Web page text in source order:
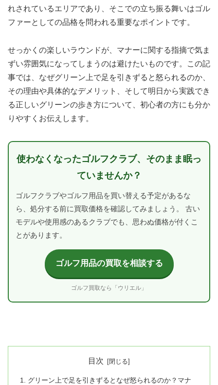
れされているエリアであり、そこでの立ち振る舞いはゴル
ファーとしての品格を問われる重要なポイントです。
せっかくの楽しいラウンドが、マナーに関する指摘で気ま
ずい雰囲気になってしまうのは避けたいものです。この記
事では、なぜグリーン上で足を引きずると怒られるのか、
その理由や具体的なデメリット、そして明日から実践でき
る正しいグリーンの歩き方について、初心者の方にも分か
りやすくお伝えします。
使わなくなったゴルフクラブ、そのまま眠っ
ていませんか？
ゴルフクラブやゴルフ用品を買い替える予定があるな
ら、処分する前に買取価格を確認してみましょう。 古い
モデルや使用感のあるクラブでも、思わぬ価格が付くこ
とがあります。
ゴルフ用品の買取を相談する
ゴルフ買取なら「ウリエル」
目次
グリーン上で足を引きずるとなぜ怒られるのか？マナ